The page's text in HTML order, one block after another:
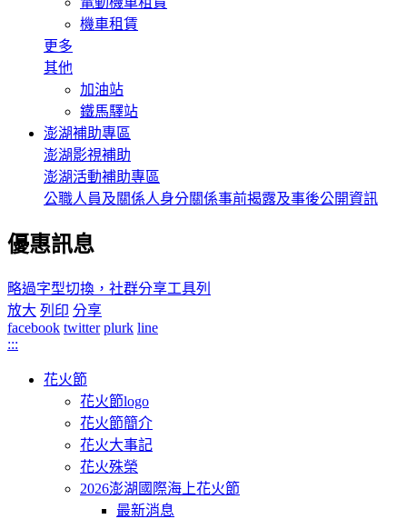
機車租賃
更多
其他
加油站
鐵馬驛站
澎湖補助專區
澎湖影視補助
澎湖活動補助專區
公職人員及關係人身分關係事前揭露及事後公開資訊
優惠訊息
略過字型切換，社群分享工具列
放大 列印 分享
facebook twitter plurk line
:::
花火節
花火節logo
花火節簡介
花火大事記
花火殊榮
2026澎湖國際海上花火節
最新消息